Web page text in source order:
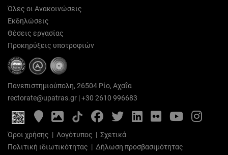
Όλες οι Ανακοινώσεις
Εκδηλώσεις
Θέσεις εργασίας
Προκηρύξεις υποτροφιών
Πανεπιστημιούπολη, 26504 Ρίο, Αχαΐα
rectorate@upatras.gr |+30 2610 996683
Google
Maps
Photo
Gallery
FacebookTwitterLinkedIn
FlickrYouTube
Όροι χρήσης | Λογότυπος | Σχετικά
Πολιτική ιδιωτικότητας | Δήλωση προσβασιμότητας